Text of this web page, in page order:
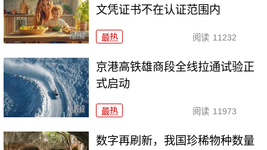
文凭证书不在认证范围内
最热 阅读 11232
京港高铁雄商段全线拉通试验正
式启动
最热 阅读 11973
数字再刷新，我国珍稀物种数量